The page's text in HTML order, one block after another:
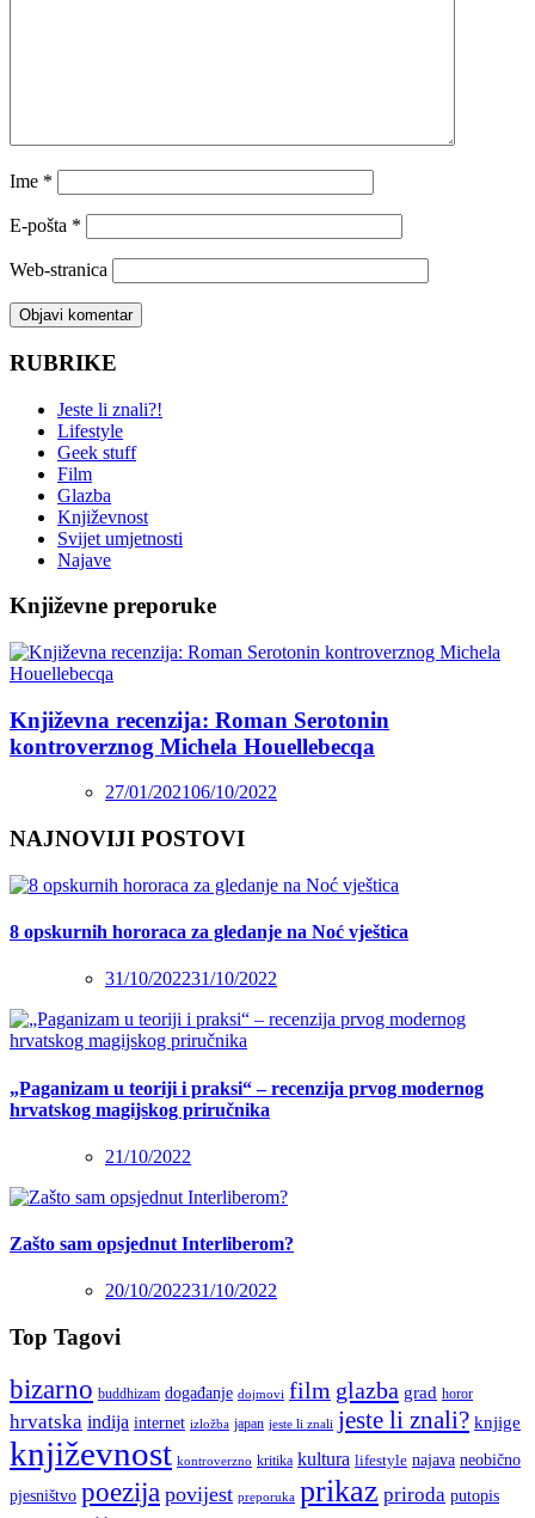
Ime *
E-pošta *
Web-stranica
RUBRIKE
Jeste li znali?!
Lifestyle
Geek stuff
Film
Glazba
Književnost
Svijet umjetnosti
Najave
Književne preporuke
Književna recenzija: Roman Serotonin
kontroverznog Michela Houellebecqa
27/01/202106/10/2022
NAJNOVIJI POSTOVI
8 opskurnih hororaca za gledanje na Noć vještica
31/10/202231/10/2022
„Paganizam u teoriji i praksi“ – recenzija prvog modernog
hrvatskog magijskog priručnika
21/10/2022
Zašto sam opsjednut Interliberom?
20/10/202231/10/2022
Top Tagovi
bizarno buddhizam događanje dojmovi film glazba grad horor
hrvatska indija internet izložba japan jeste li znali jeste li znali? knjige
književnost kontroverzno kritika kultura lifestyle najava neobično
pjesništvo poezija povijest preporuka prikaz priroda putopis